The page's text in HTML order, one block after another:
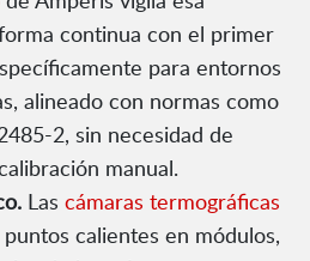
continua con el primer
para entornos
alineado con normas como
2, sin necesidad de
manual.
Las cámaras termográficas
calientes en módulos,